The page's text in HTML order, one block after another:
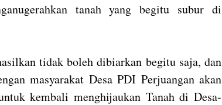
tanah yang begitu subur di
tidak boleh dibiarkan begitu saja, dan
masyarakat Desa PDI Perjuangan akan
kembali menghijaukan Tanah di Desa-